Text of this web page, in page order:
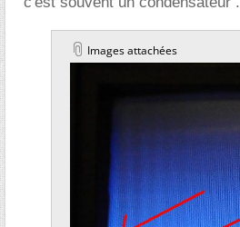
Images attachées